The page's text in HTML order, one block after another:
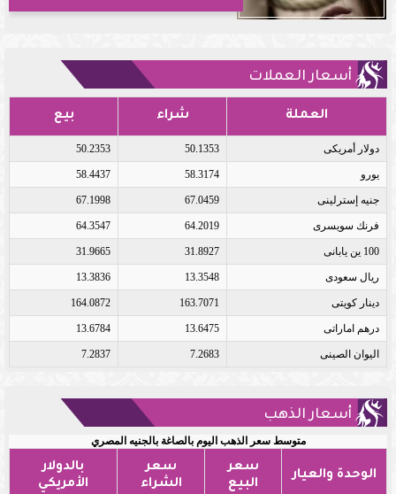
أسعار العملات
العملة شراء بيع
دولار أمريكى 50.1353
50.2353
يورو 58.3174
58.4437
جنيه إسترلينى 67.0459
67.1998
فرنك سويسرى 64.2019
64.3547
100 ين يابانى 31.8927
31.9665
ريال سعودى 13.3548
13.3836
دينار كويتى 163.7071
164.0872
درهم اماراتى 13.6475
13.6784
اليوان الصينى 7.2683
7.2837
أسعار الذهب
متوسط سعر الذهب اليوم بالصاغة بالجنيه المصري
الوحدة والعيار
سعر
البيع
سعر
الشراء
بالدولار
الأمريكي